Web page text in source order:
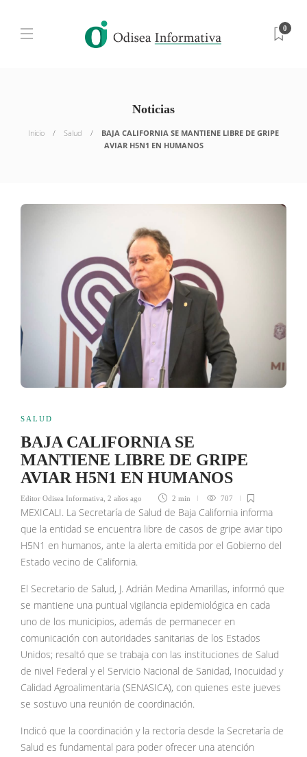
0
Noticias
Inicio Salud
BAJA CALIFORNIA SE MANTIENE LIBRE DE GRIPE
AVIAR H5N1 EN HUMANOS
SALUD
BAJA CALIFORNIA SE
MANTIENE LIBRE DE GRIPE
AVIAR H5N1 EN HUMANOS
Editor Odisea Informativa 2 años ago 2 min 707
MEXICALI. La Secretaría de Salud de Baja California informa
que la entidad se encuentra libre de casos de gripe aviar tipo
H5N1 en humanos, ante la alerta emitida por el Gobierno del
Estado vecino de California.
El Secretario de Salud, J. Adrián Medina Amarillas, informó que
se mantiene una puntual vigilancia epidemiológica en cada
uno de los municipios, además de permanecer en
comunicación con autoridades sanitarias de los Estados
Unidos; resaltó que se trabaja con las instituciones de Salud
de nivel Federal y el Servicio Nacional de Sanidad, Inocuidad y
Calidad Agroalimentaria (SENASICA), con quienes este jueves
se sostuvo una reunión de coordinación.
Indicó que la coordinación y la rectoría desde la Secretaría de
Salud es fundamental para poder ofrecer una atención